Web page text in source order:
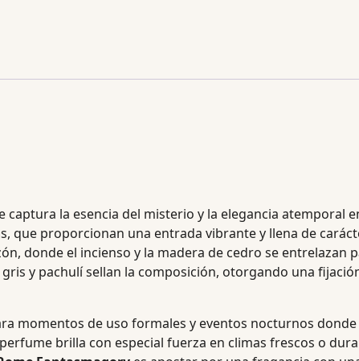
la esencia del misterio y la elegancia atemporal
que proporcionan una entrada vibrante y llena de
donde el incienso y la madera de cedro se
y pachulí sellan la composición, otorgando una
momentos de uso formales y eventos nocturnos
brilla con especial fuerza en climas frescos o